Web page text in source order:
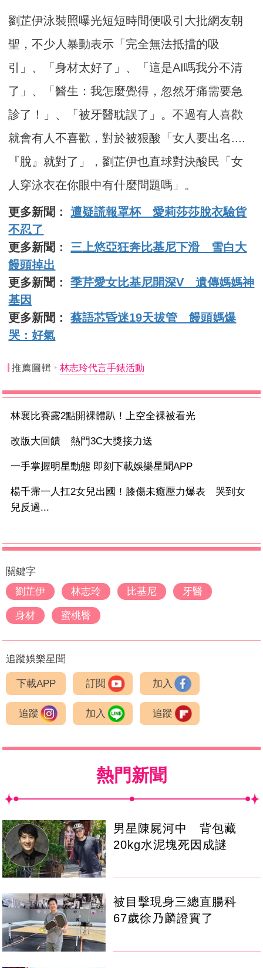
劉芷伊泳裝照曝光短短時間便吸引大批網友朝
聖，不少人暴動表示「完全無法抵擋的吸
引」、「身材太好了」、「這是AI嗎我分不清
了」、「醫生：我怎麼覺得，忽然牙痛需要急
診了！」、「被牙醫耽誤了」。不過有人喜歡
就會有人不喜歡，對於被狠酸「女人要出名....
『脫』就對了」，劉芷伊也直球對決酸民「女
人穿泳衣在你眼中有什麼問題嗎」。
更多新聞：遭疑謊報罩杯 愛莉莎莎脫衣驗貨
不忍了
更多新聞： 三上悠亞狂奔比基尼下滑 雪白大
饅頭掉出
更多新聞：季芹愛女比基尼開深V 遺傳媽媽神
基因
更多新聞：蔡語芯昏迷19天拔管 饅頭媽爆
哭：好氣
推薦圖輯 林志玲代言手錶活動
林襄比賽露2點開裸體趴！上空全裸被看光
改版大回饋 熱門3C大獎接力送
一手掌握明星動態 即刻下載娛樂星聞APP
楊千霈一人扛2女兒出國！膝傷未癒壓力爆表 哭到女
兒反過...
關鍵字
劉芷伊
林志玲 比基尼 牙醫
身材 蜜桃臀
追蹤娛樂星聞
下載APP 訂閱 加入
追蹤 加入 追蹤
熱門新聞
男星陳屍河中 背包藏
20kg水泥塊死因成謎
被目擊現身三總直腸科
67歲徐乃麟證實了